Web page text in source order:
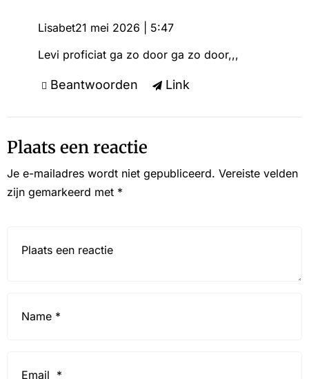
Lisabet21 mei 2026 | 5:47
Levi proficiat ga zo door ga zo door,,,
Beantwoorden Link
Plaats een reactie
Je e-mailadres wordt niet gepubliceerd. Vereiste velden
zijn gemarkeerd met *